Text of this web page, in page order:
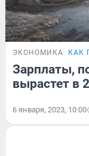
ЭКОНОМИКА КАК
Зарплаты,
вырастет в
6 января, 2023, 10:00